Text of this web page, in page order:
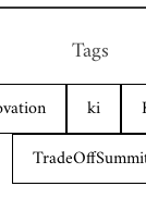
Tags
ki